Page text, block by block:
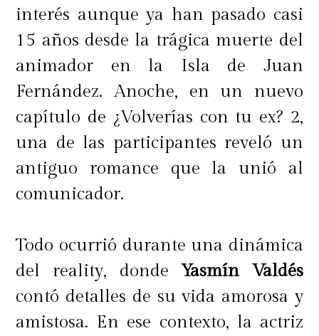
interés aunque ya han pasado casi
15 años desde la trágica muerte del
animador en la Isla de Juan
Fernández. Anoche, en un nuevo
capítulo de ¿Volverías con tu ex? 2,
una de las participantes reveló un
antiguo romance que la unió al
comunicador.
Todo ocurrió durante una dinámica
del reality, donde Yasmín Valdés
contó detalles de su vida amorosa y
amistosa. En ese contexto, la actriz